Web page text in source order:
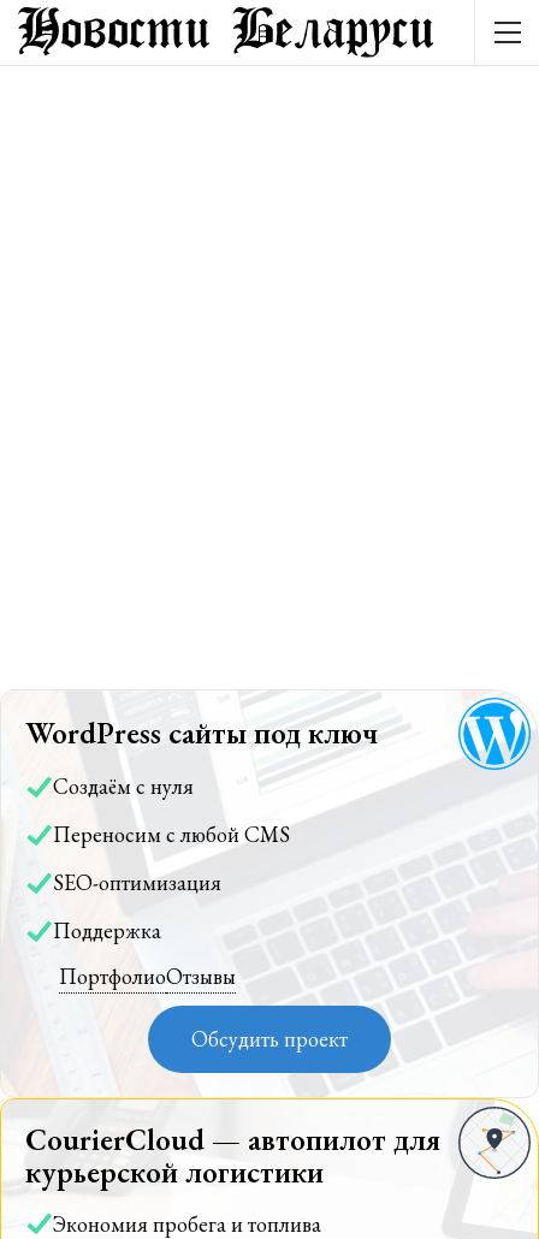
WordPress сайты под ключ
Создаём с нуля
Переносим с любой CMS
SEO-оптимизация
Поддержка
ПортфолиоОтзывы
Обсудить проект
CourierCloud — автопилот для
курьерской логистики
Экономия пробега и топлива